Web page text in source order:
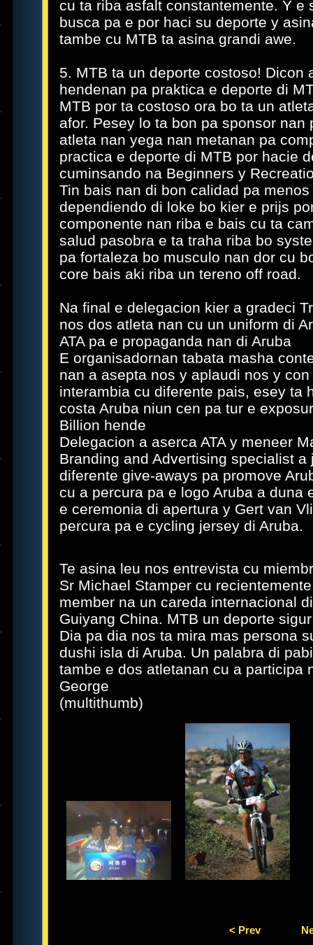
cu ta riba asfalt constantemente. Y e
busca pa e por haci su deporte y
tambe cu MTB ta asina grandi awe.
5. MTB ta un deporte costoso! Dicon
hendenan pa praktica e deporte di
MTB por ta costoso ora bo ta un
afor. Pesey lo ta bon pa sponsor
atleta nan yega nan metanan pa
practica e deporte di MTB por hacie
cuminsando na Beginners y
Tin bais nan di bon calidad pa
dependiendo di loke bo kier e prijs
componente nan riba e bais cu ta
salud pasobra e ta traha riba bo
pa fortaleza bo musculo nan dor cu
core bais aki riba un tereno off road.
Na final e delegacion kier a gradeci
nos dos atleta nan cu un uniform di
ATA pa e propaganda nan di Aruba
E organisadornan tabata masha
nan a asepta nos y aplaudi nos y
interambia cu diferente pais, esey ta
costa Aruba niun cen pa tur e
Billion hende
Delegacion a aserca ATA y meneer
Branding and Advertising specialist
diferente give-aways pa promove
cu a percura pa e logo Aruba a duna
e ceremonia di apertura y Gert van
percura pa e cycling jersey di Aruba.
Te asina leu nos entrevista cu
Sr Michael Stamper cu
member na un careda internacional
Guiyang China. MTB un deporte
Dia pa dia nos ta mira mas persona
dushi isla di Aruba. Un palabra di
tambe e dos atletanan cu a participa
George
(multithumb)
< Prev